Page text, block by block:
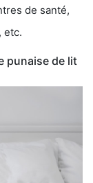
de santé,
etc.
punaise de lit